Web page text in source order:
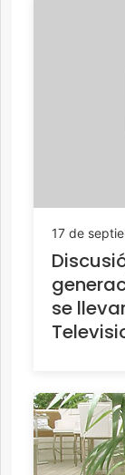
17 de
se